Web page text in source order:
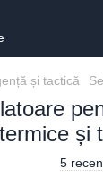
și tactică
și
5